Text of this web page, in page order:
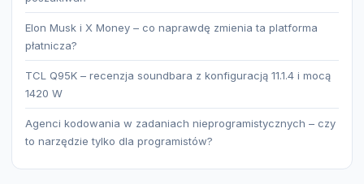
Elon Musk i X Money – co naprawdę zmienia ta platforma
płatnicza?
TCL Q95K – recenzja soundbara z konfiguracją 11.1.4 i mocą
1420 W
Agenci kodowania w zadaniach nieprogramistycznych – czy
to narzędzie tylko dla programistów?